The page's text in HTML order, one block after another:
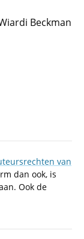
Beckman
van
dan ook, is
Ook de